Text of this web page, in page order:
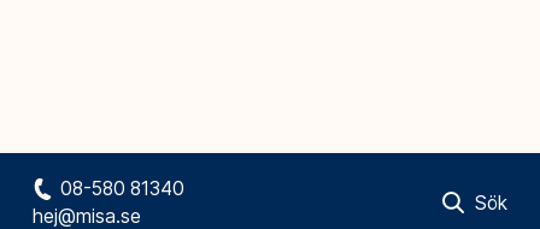
08-580 81340
hej@misa.se
Sök